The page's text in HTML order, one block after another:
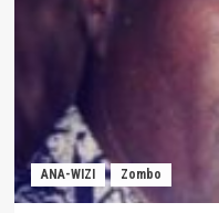
Polícia
Nacional
abandona
no
Uíge.
ANA-WIZI Zombo